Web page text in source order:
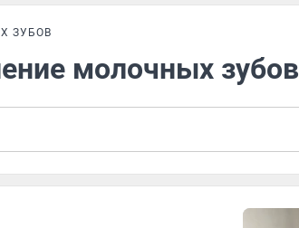
ЗУБОВ
молочных зубов